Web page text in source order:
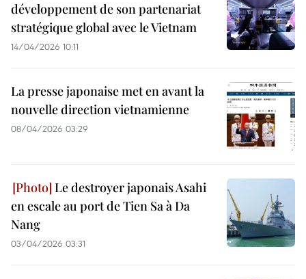
développement de son partenariat
stratégique global avec le Vietnam
14/04/2026 10:11
La presse japonaise met en avant la
nouvelle direction vietnamienne
08/04/2026 03:29
Le destroyer japonais Asahi
en escale au port de Tien Sa à Da
Nang
03/04/2026 03:31